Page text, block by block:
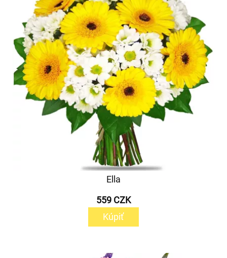
Ella
559 CZK
Kúpiť